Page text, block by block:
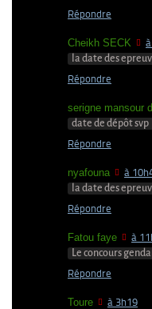
Répondre
Cheikh SECK
la date des
Répondre
serigne mansour
date de dépôt svp
Répondre
nyafouna à
la date des
Répondre
Fatou faye à
Le concours
Répondre
Toure à 3h19